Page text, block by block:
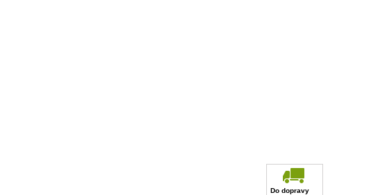
Do dopravy